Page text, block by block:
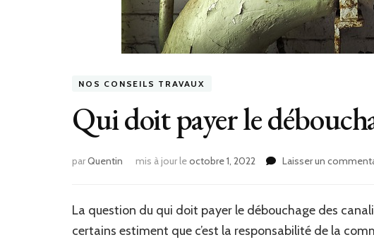
NOS CONSEILS TRAVAUX
Qui doit payer le
parQuentin mis à jour leoctobre 1, 2022 Laisser un
La question du qui doit payer le débouchage des
certains estiment que c’est la responsabilité de la